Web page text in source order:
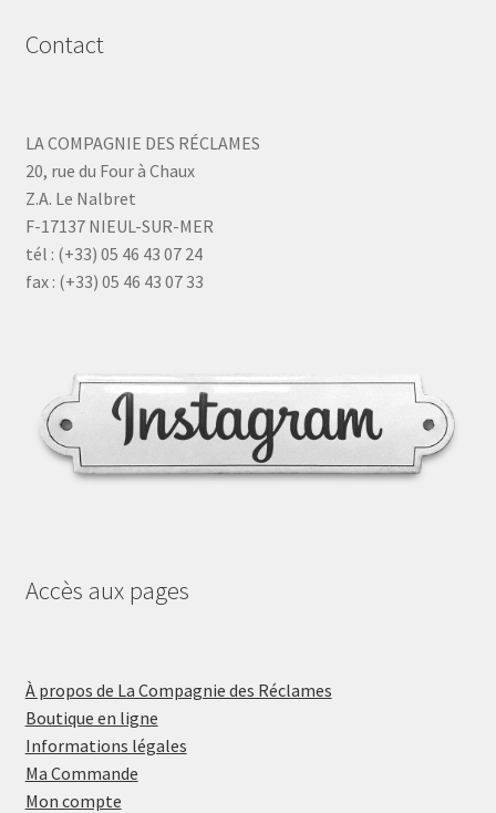
Contact
LA COMPAGNIE DES RÉCLAMES
20, rue du Four à Chaux
Z.A. Le Nalbret
F-17137 NIEUL-SUR-MER
tél : (+33) 05 46 43 07 24
fax : (+33) 05 46 43 07 33
Accès aux pages
À propos de La Compagnie des Réclames
Boutique en ligne
Informations légales
Ma Commande
Mon compte